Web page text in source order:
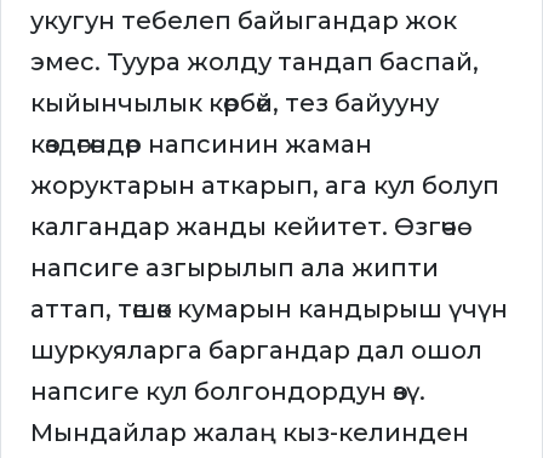
укугун тебелеп байыгандар жок
эмес. Туура жолду тандап баспай,
кыйынчылык көрбөй, тез байууну
көздөгөндөр напсинин жаман
жоруктарын аткарып, ага кул болуп
калгандар жанды кейитет. Өзгөчө
напсиге азгырылып ала жипти
аттап, төшөк кумарын кандырыш үчүн
шуркуяларга баргандар дал ошол
напсиге кул болгондордун өзү.
Мындайлар жалаң кыз-келинден